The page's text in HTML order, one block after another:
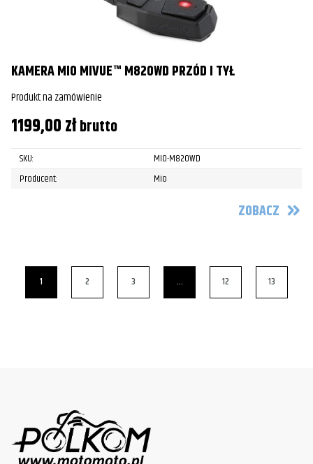
KAMERA MIO MIVUE™ M820WD PRZÓD I TYŁ
Produkt na zamówienie
1199,00złbrutto
SKU:
MIO-M820WD
Producent:
Mio
ZOBACZ
1 2 3 … 12 13